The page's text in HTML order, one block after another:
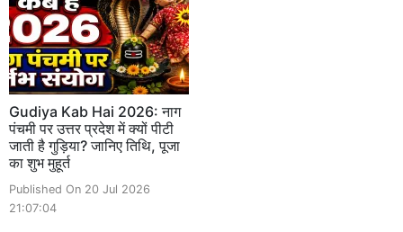
Gudiya Kab Hai 2026: नाग
पंचमी पर उत्तर प्रदेश में क्यों पीटी
जाती है गुड़िया? जानिए तिथि, पूजा
का शुभ मुहूर्त
Published On 20 Jul 2026
21:07:04